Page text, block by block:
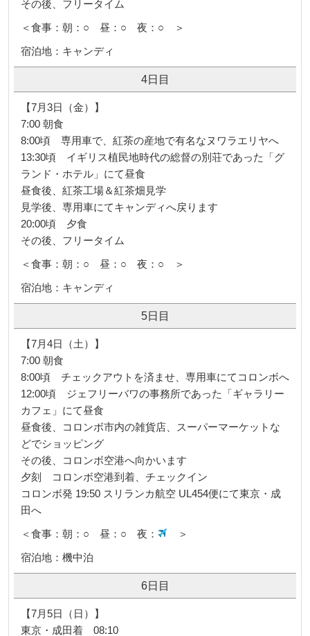
宿泊地：キャンディ
4日目
【7月3日（金）】
7:00 朝食
8:00頃 専用車で、紅茶の産地で有名なヌワラエリヤへ
13:30頃 イギリス植民地時代の総督の別荘であった「グ
ランド・ホテル」にて昼食
昼食後、紅茶工場＆紅茶畑見学
見学後、専用車にてキャンディへ戻ります
20:00頃 夕食
宿泊地：キャンディ
5日目
【7月4日（土）】
7:00 朝食
8:00頃 チェックアウトを済ませ、専用車にてコロンボへ
12:00頃 ジェフリーバワの事務所であった「ギャラリー
カフェ」にて昼食
昼食後、コロンボ市内の雑貨店、スーパーマーケットな
どでショッピング
その後、コロンボ空港へ向かいます
夕刻 コロンボ空港到着、チェックイン
コロンボ発 19:50 スリランカ航空 UL454便にて東京・成
宿泊地：機中泊
6日目
【7月5日（日）】